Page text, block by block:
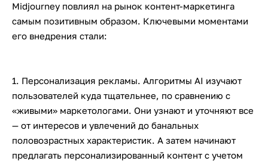
Midjourney повлиял на рынок контент-маркетинга
самым позитивным образом. Ключевыми моментами
его внедрения стали:
1. Персонализация рекламы. Алгоритмы AI изучают
пользователей куда тщательнее, по сравнению с
«живыми» маркетологами. Они узнают и уточняют все
— от интересов и увлечений до банальных
половозрастных характеристик. А затем начинают
предлагать персонализированный контент с учетом